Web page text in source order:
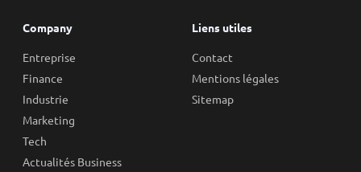
Company
Entreprise
Finance
Industrie
Marketing
Tech
Actualités Business
Liens utiles
Contact
Mentions légales
Sitemap